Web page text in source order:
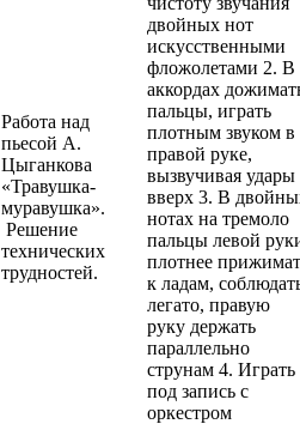
Работа над
пьесой А.
Цыганкова
«Травушка-
муравушка».
Решение
технических
трудностей.
двойных нот
искусственными
фложолетами 2. В
аккордах
пальцы, играть
плотным звуком в
правой руке,
вызвучивая удары
вверх 3. В
нотах на тремоло
пальцы левой
плотнее
к ладам,
легато, правую
руку держать
параллельно
струнам 4. Играть
под запись с
оркестром